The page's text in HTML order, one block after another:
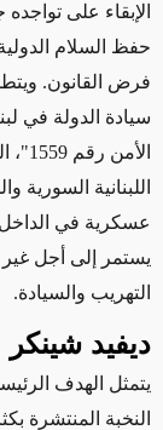
الإبقاء على
حفظ السلام
فرض القانون.
سيادة الدولة في
اللبنانية
عسكرية في
يستمر إلى أجل
التهريب والسيادة.
ديفيد شينكر
يتمثل الهدف
النخبة المنتشرة